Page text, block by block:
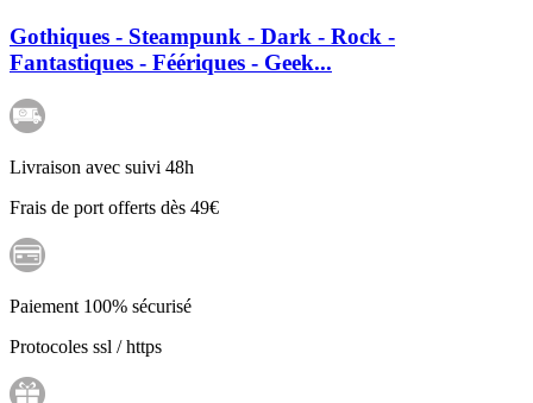
Gothiques - Steampunk - Dark - Rock -
Fantastiques - Féériques - Geek...
Livraison avec suivi 48h
Frais de port offerts dès 49€
Paiement 100% sécurisé
Protocoles ssl / https